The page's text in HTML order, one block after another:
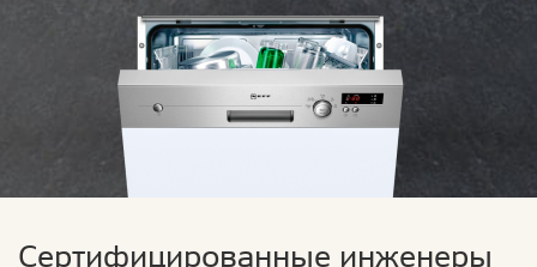
Сертифицированные инженеры